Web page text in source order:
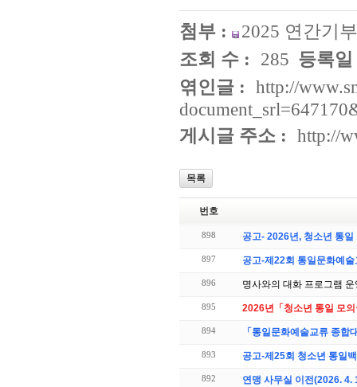
첨부 :
2025 연간기
조회 수 :
285 등록
엮인글 : http://
게시글 주소 : http://
목록
번호
898 공고- 2026년, 청소년 통일
897 공고-제22회 통일문화예
896 명사와의 대화 프로그램 운
895 2026년「청소년 통일 모
894 「통일문화예술교류 종
893 공고-제25회 청소년 통일
892 연맹 사무실 이전(2026. 4.